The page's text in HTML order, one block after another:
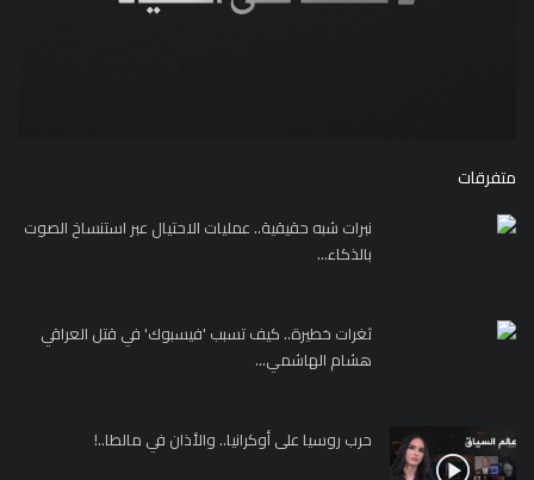
متفرقات
نبرات شبه حقيقية.. عمليات الاحتيال عبر استنساخ الصوت
بالذكاء...
ثغرات خطيرة.. كيف تسبب 'فيسبوك' في قتل العراقي
هشام الهاشمي...
حرب روسيا على أوكرانيا.. والأذان في مالطا..!